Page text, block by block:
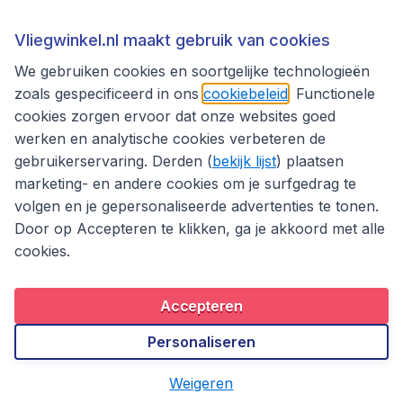
Thema's
Privacybeleid
Copyright © 2026
Vliegwinkel.nl maakt gebruik van cookies
We gebruiken cookies en soortgelijke technologieën
zoals gespecificeerd in ons cookiebeleid . Functionele
cookies zorgen ervoor dat onze websites goed
werken en analytische cookies verbeteren de
gebruikerservaring. Derden (bekijk lijst) plaatsen
marketing- en andere cookies om je surfgedrag te
volgen en je gepersonaliseerde advertenties te tonen.
Door op Accepteren te klikken, ga je akkoord met alle
cookies.
Accepteren
Personaliseren
Weigeren